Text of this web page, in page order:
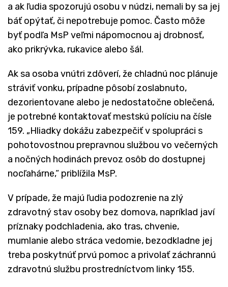
a ak ľudia spozorujú osobu v núdzi, nemali by sa jej
báť opýtať, či nepotrebuje pomoc. Často môže
byť podľa MsP veľmi nápomocnou aj drobnosť,
ako prikrývka, rukavice alebo šál.
Ak sa osoba vnútri zdôverí, že chladnú noc plánuje
stráviť vonku, prípadne pôsobí zoslabnuto,
dezorientovane alebo je nedostatočne oblečená,
je potrebné kontaktovať mestskú políciu na čísle
159. „Hliadky dokážu zabezpečiť v spolupráci s
pohotovostnou prepravnou službou vo večerných
a nočných hodinách prevoz osôb do dostupnej
nocľahárne,“ priblížila MsP.
V prípade, že majú ľudia podozrenie na zlý
zdravotný stav osoby bez domova, napríklad javí
príznaky podchladenia, ako tras, chvenie,
mumlanie alebo stráca vedomie, bezodkladne jej
treba poskytnúť prvú pomoc a privolať záchrannú
zdravotnú službu prostredníctvom linky 155.